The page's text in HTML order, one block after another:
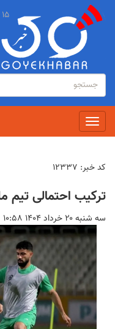
فرم
جستجو
جستجو
Toggle
navigation
۱۵ مرداد ۱۴۰۵ :: ۶ اوت ۲۰۲۶ :: ۲۳ صفر ۱۴۴۸
کد خبر: ۱۲۳۳۷
ترکیب احتمالی تیم
سه شنبه ۲۰ خرداد ۱۴۰۴ ۱۰:۵۸